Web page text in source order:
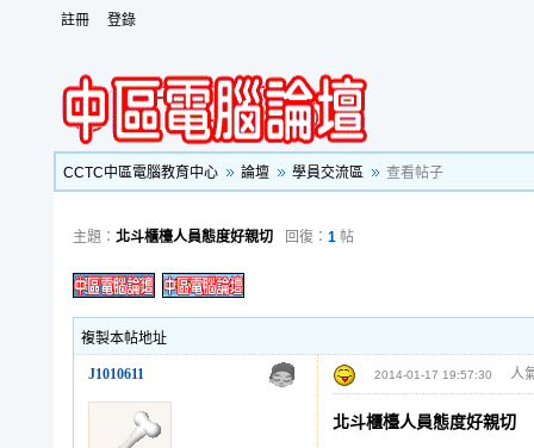
註冊 登錄
CCTC中區電腦教育中心 論壇 學員交流區 查看帖子
主題： 北斗櫃檯人員態度好親切 回復： 1 帖
複製本帖地址
J1010611 2014-01-17 19:57:30 人
北斗櫃檯人員態度好親切